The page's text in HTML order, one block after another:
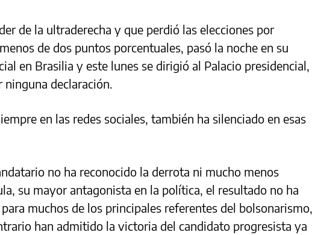
de la ultraderecha y que perdió las elecciones por
de dos puntos porcentuales, pasó la noche en su
en Brasilia y este lunes se dirigió al Palacio presidencial,
ninguna declaración.
en las redes sociales, también ha silenciado en esas
no ha reconocido la derrota ni mucho menos
su mayor antagonista en la política, el resultado no ha
muchos de los principales referentes del bolsonarismo,
han admitido la victoria del candidato progresista ya